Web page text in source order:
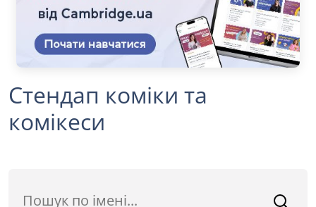
Стендап коміки та
комікеси